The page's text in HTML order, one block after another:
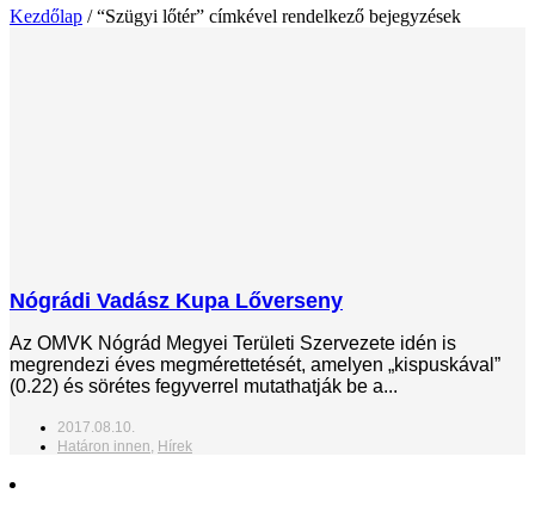
Kezdőlap / “Szügyi lőtér” címkével rendelkező bejegyzések
Nógrádi Vadász Kupa Lőverseny
Az OMVK Nógrád Megyei Területi Szervezete idén is
megrendezi éves megmérettetését, amelyen „kispuskával”
(0.22) és sörétes fegyverrel mutathatják be a...
2017.08.10.
Határon innen, Hírek